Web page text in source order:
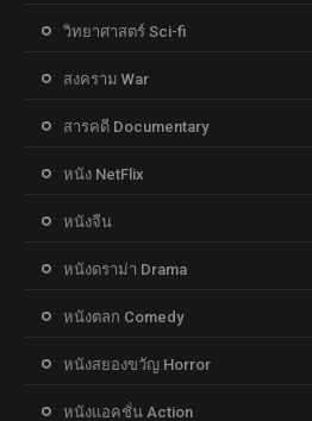
วิทยาศาสตร์ Sci-fi
สงคราม War
สารคดี Documentary
หนัง NetFlix
หนังจีน
หนังดราม่า Drama
หนังตลก Comedy
หนังสยองขวัญ Horror
หนังแอคชั่น Action